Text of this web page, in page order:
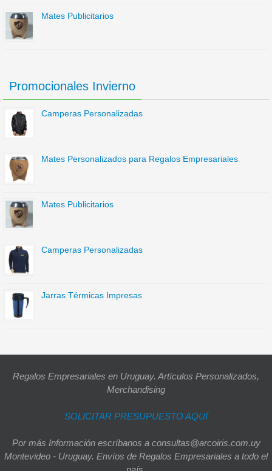
Mates Publicitarios
Promocionales Invierno
Camperas Personalizadas
Mates Personalizados para Regalos Empresariales
Mates Publicitarios
Camperas Personalizadas
Jarras Térmicas Impresas
Regalos Empresariales en Uruguay. Artículos Personalizados,
Merchandising
SOLICITAR PRESUPUESTO AQUÍ
Por más Información escríbanos a consultas@arcoiris.com.uy
Montevideo - Uruguay. Envíos de Regalos Empresariales a todo el